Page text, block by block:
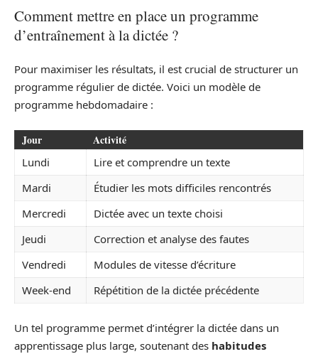
Comment mettre en place un programme
d’entraînement à la dictée ?
Pour maximiser les résultats, il est crucial de structurer un
programme régulier de dictée. Voici un modèle de
programme hebdomadaire :
Jour Activité
Lundi
Lire et comprendre un texte
Mardi
Étudier les mots difficiles rencontrés
Mercredi
Dictée avec un texte choisi
Jeudi
Correction et analyse des fautes
Vendredi
Modules de vitesse d’écriture
Week-end
Répétition de la dictée précédente
Un tel programme permet d’intégrer la dictée dans un
apprentissage plus large, soutenant des habitudes